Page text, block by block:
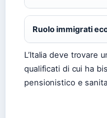
Ruolo immigrati
L’Italia deve trovare
qualificati di cui ha
pensionistico e